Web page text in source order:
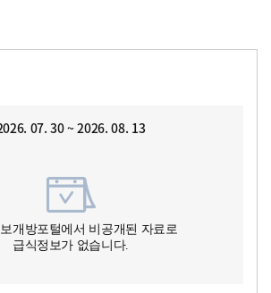
07. 30 ~ 2026. 08. 13
개방포털에서 비공개된 자료로
급식정보가 없습니다.